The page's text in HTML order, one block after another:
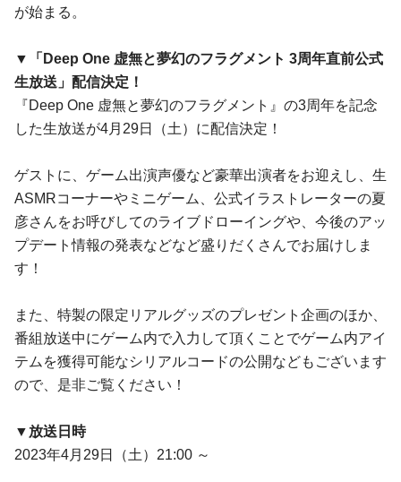
が始まる。
▼ 「Deep One 虚無と夢幻のフラグメント 3周年直前公式
生放送」 配信決定！
『Deep One 虚無と夢幻のフラグメント』の3周年を記念
した生放送が4月29日（土）に配信決定！
ゲストに、ゲーム出演声優など豪華出演者をお迎えし、生
ASMRコーナーやミニゲーム、公式イラストレーターの夏
彦さんをお呼びしてのライブドローイングや、今後のアッ
プデート情報の発表などなど盛りだくさんでお届けしま
す！
また、特製の限定リアルグッズのプレゼント企画のほか、
番組放送中にゲーム内で入力して頂くことでゲーム内アイ
テムを獲得可能なシリアルコードの公開などもございます
ので、是非ご覧ください！
▼ 放送日時
2023年4月29日（土）21:00 ～